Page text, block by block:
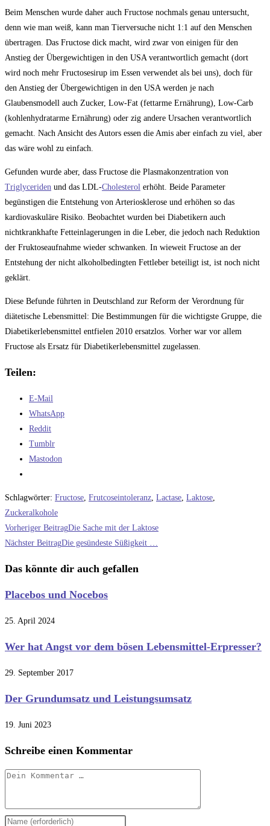
Beim Menschen wurde daher auch Fructose nochmals genau untersucht,
denn wie man weiß, kann man Tierversuche nicht 1:1 auf den Menschen
übertragen. Das Fructose dick macht, wird zwar von einigen für den
Anstieg der Übergewichtigen in den USA verantwortlich gemacht (dort
wird noch mehr Fructosesirup im Essen verwendet als bei uns), doch für
den Anstieg der Übergewichtigen in den USA werden je nach
Glaubensmodell auch Zucker, Low-Fat (fettarme Ernährung), Low-Carb
(kohlenhydratarme Ernährung) oder zig andere Ursachen verantwortlich
gemacht. Nach Ansicht des Autors essen die Amis aber einfach zu viel, aber
das wäre wohl zu einfach.
Gefunden wurde aber, dass Fructose die Plasmakonzentration von
Triglyceriden und das LDL-Cholesterol erhöht. Beide Parameter
begünstigen die Entstehung von Arteriosklerose und erhöhen so das
kardiovaskuläre Risiko. Beobachtet wurden bei Diabetikern auch
nichtkrankhafte Fetteinlagerungen in die Leber, die jedoch nach Reduktion
der Fruktoseaufnahme wieder schwanken. In wieweit Fructose an der
Entstehung der nicht alkoholbedingten Fettleber beteiligt ist, ist noch nicht
geklärt.
Diese Befunde führten in Deutschland zur Reform der Verordnung für
diätetische Lebensmittel: Die Bestimmungen für die wichtigste Gruppe, die
Diabetikerlebensmittel entfielen 2010 ersatzlos. Vorher war vor allem
Fructose als Ersatz für Diabetikerlebensmittel zugelassen.
Teilen:
E-Mail
WhatsApp
Reddit
Tumblr
Mastodon
Schlagwörter: Fructose Frutcoseintoleranz Lactase Laktose
Zuckeralkohole
Weitere
Artikel
ansehen
Vorheriger BeitragDie Sache mit der Laktose
Nächster BeitragDie gesündeste Süßigkeit …
Das könnte dir auch gefallen
Placebos und Nocebos
25. April 2024
Wer hat Angst vor dem bösen Lebensmittel-Erpresser?
29. September 2017
Der Grundumsatz und Leistungsumsatz
19. Juni 2023
Schreibe einen Kommentar
Kommentar
Gib